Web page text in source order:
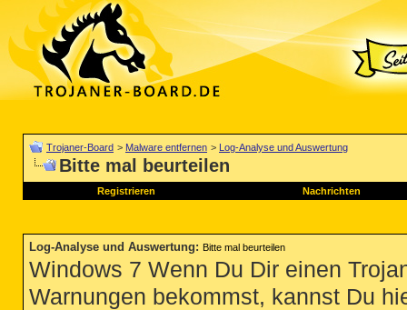
Trojaner-Board > Malware entfernen > Log-Analyse und Auswertung
Bitte mal beurteilen
Registrieren Nachrichten
Log-Analyse und Auswertung: Bitte mal beurteilen
Windows 7 Wenn Du Dir einen
Warnungen bekommst, kannst Du